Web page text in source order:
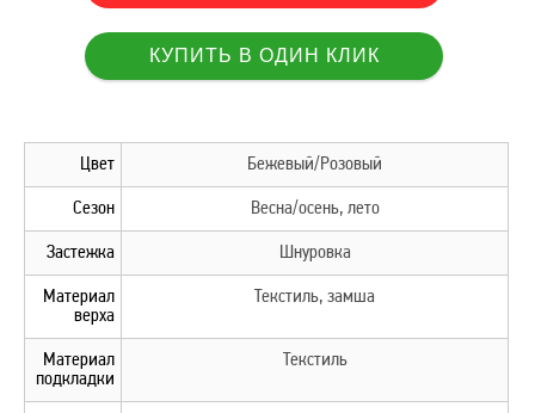
Цвет Бежевый/Розовый
Сезон Весна/осень, лето
Застежка Шнуровка
Материал
верха
Текстиль, замша
Материал
подкладки
Текстиль